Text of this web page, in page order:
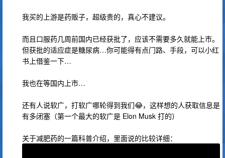
我买的上游是药贩子，超级贵的，真心不建议。
而且口服药几周前国内已经获批了，应该不需要多久就能上市。
但获批的适应症是糖尿病…你可能得有点门路、手段，可以小红
书上借鉴一下…
我也在等国内上市…
还有人说软广，打软广哪轮得到我们😂，这样想的人获取信息是
有多闭塞（第一个最大的软广是 Elon Musk 打的）
关于减肥药的一篇科普介绍，里面说的比较详细：